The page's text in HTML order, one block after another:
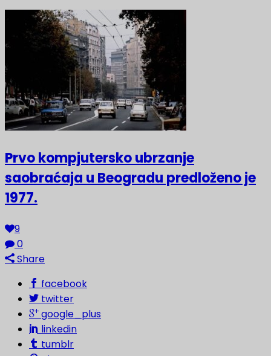
Prvo kompjutersko ubrzanje
saobraćaja u Beogradu predloženo je
1977.
9
0
Share
facebook
twitter
google_plus
linkedin
tumblr